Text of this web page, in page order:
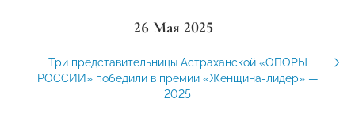
26 Мая 2025
Три представительницы Астраханской «ОПОРЫ
РОССИИ» победили в премии «Женщина-лидер» —
2025